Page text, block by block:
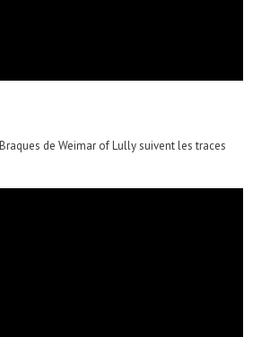
de Weimar of Lully suivent les traces